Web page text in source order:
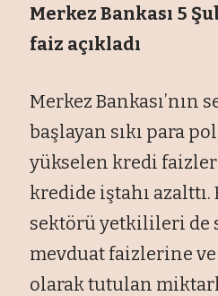
Merkez Bankası 5
faiz açıkladı
Merkez Bankası’nın
başlayan sıkı para
yükselen kredi
kredide iştahı azalttı.
sektörü yetkilileri de
mevduat faizlerine
olarak tutulan